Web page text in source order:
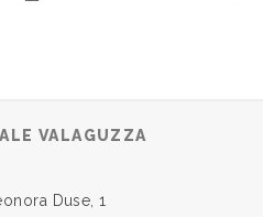
VALAGUZZA
Duse, 1